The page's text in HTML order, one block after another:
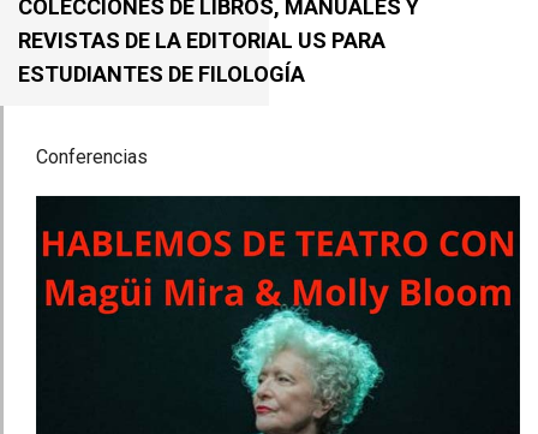
COLECCIONES DE LIBROS, MANUALES Y
REVISTAS DE LA EDITORIAL US PARA
ESTUDIANTES DE FILOLOGÍA
Conferencias